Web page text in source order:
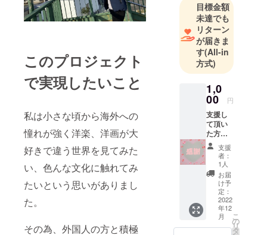
このプロジェクト
で実現したいこと
私は小さな頃から海外への
憧れが強く洋楽、洋画が大
好きで違う世界を見てみた
い、色んな文化に触れてみ
たいという思いがありまし
た。
その為、外国人の方と積極
目標金額
未達でも
リターン
が届きま
す(All-in
方式)
1,0
00 円
支援し
て頂い
た方本
当に感
謝して
いま
す。 海
外から
現状の
写真付
きメー
ルを年
４回ほ
支援
者：
1人
お届
け予
定：
2022
年12
月
こ
の
リ
タ